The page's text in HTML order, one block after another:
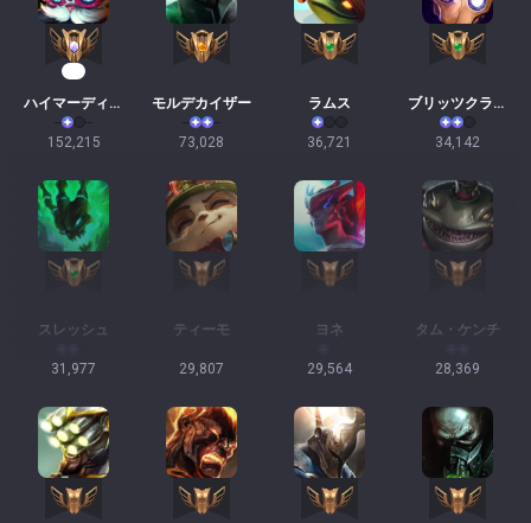
ハイマーディンガー
152,215
モルデカイザー
73,028
ラムス
36,721
ブリッツクランク
34,142
スレッシュ
31,977
ティーモ
29,807
ヨネ
29,564
タム・ケンチ
28,369